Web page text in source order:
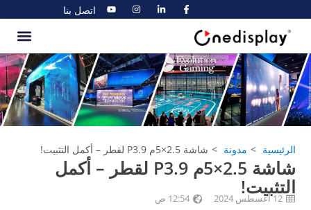
اتصل بنا
الرئيسية مدونة شاشة 2.5×5م P3.9 لقطر – أكمل التثبيت!
شاشة 2.5×5م P3.9 لقطر – أكمل
التثبيت!
12 أغسطس 2024 12:54 ص